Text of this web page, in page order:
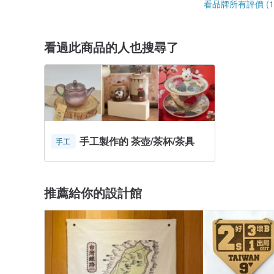
看品牌所有評價
看過此商品的人也搜尋了
手工 手工製作的 茶壺/茶杯/茶具
推薦給你的設計館